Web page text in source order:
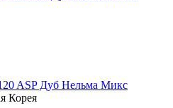
ASP Дуб Нельма Микс
Корея